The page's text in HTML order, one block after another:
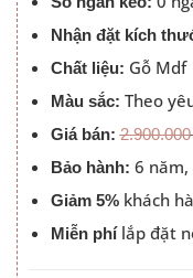
Nhận đặt kích
Chất liệu: Gỗ Mdf
Màu sắc: Theo
Giá bán:2.900.000
Bảo hành: 6
Giảm 5%khách
Miễn phílắp đặt